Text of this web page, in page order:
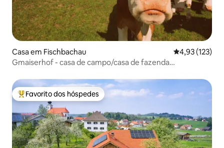
Casa em Fischbachau Classificação
4,93 (123)
Gmaiserhof - casa de campo/casa de fazenda
Favoritos dos hóspedes mais apreciados
Favorito dos hóspedes